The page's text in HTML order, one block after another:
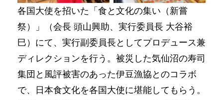
各国大使を招いた「食と文化の集い（新嘗
祭）」（会長 頭山興助、実行委員長 大谷裕
巳）にて、実行副委員長としてプロデュース兼
ディレクションを行う。被災した気仙沼の寿司
集団と風評被害のあった伊豆漁協とのコラボ
で、日本食文化を各国大使に堪能してもらう。